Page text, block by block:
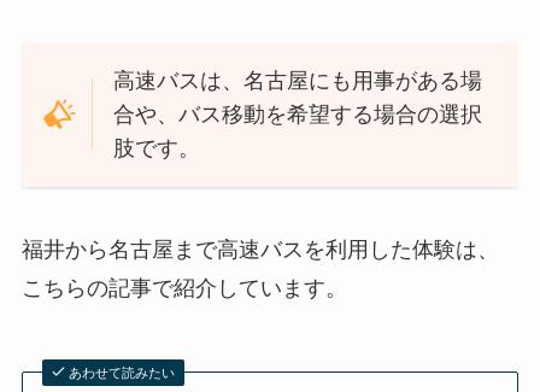
高速バスは、名古屋にも用事がある場
合や、バス移動を希望する場合の選択
肢です。
福井から名古屋まで高速バスを利用した体験は、
こちらの記事で紹介しています。
あわせて読みたい